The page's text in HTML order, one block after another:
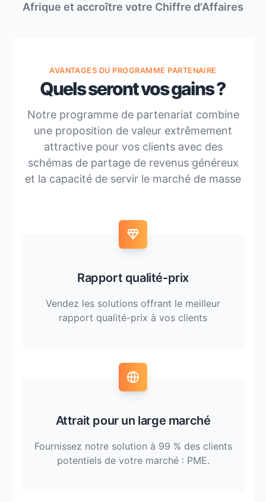
Afrique et accroître votre Chiffre d'Affaires
AVANTAGES DU PROGRAMME PARTENAIRE
Quels seront vos gains ?
Notre programme de partenariat combine
une proposition de valeur extrêmement
attractive pour vos clients avec des
schémas de partage de revenus généreux
et la capacité de servir le marché de masse
Rapport qualité-prix
Vendez les solutions offrant le meilleur
rapport qualité-prix à vos clients
Attrait pour un large marché
Fournissez notre solution à 99 % des clients
potentiels de votre marché : PME.